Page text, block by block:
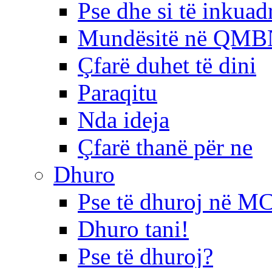
Pse dhe si të
Mundësitë në
Çfarë duhet të dini
Paraqitu
Nda ideja
Çfarë thanë për ne
Dhuro
Pse të dhuroj në
Dhuro tani!
Pse të dhuroj?